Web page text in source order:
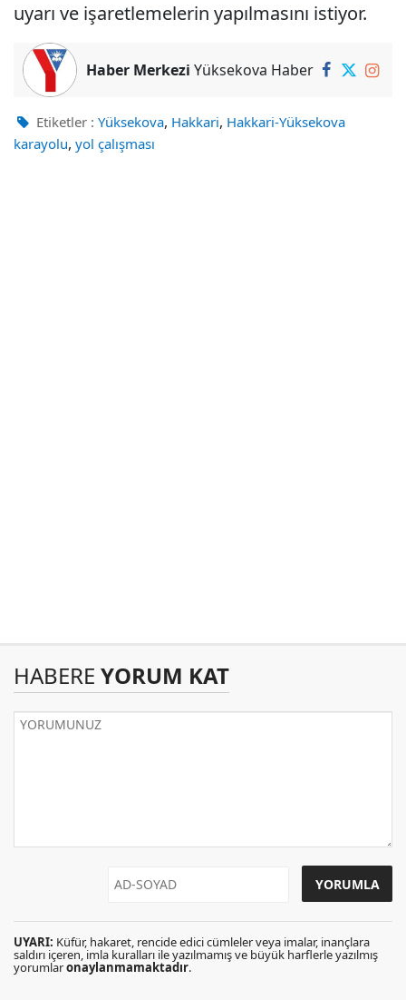
uyarı ve işaretlemelerin yapılmasını istiyor.
Haber Merkezi Yüksekova Haber
Etiketler : Yüksekova, Hakkari, Hakkari-Yüksekova
karayolu, yol çalışması
HABERE YORUM KAT
UYARI: Küfür, hakaret, rencide edici cümleler veya imalar, inançlara
saldırı içeren, imla kuralları ile yazılmamış ve büyük harflerle yazılmış
yorumlaronaylanmamaktadır.